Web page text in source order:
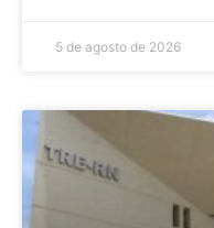
5 de agosto de 2026